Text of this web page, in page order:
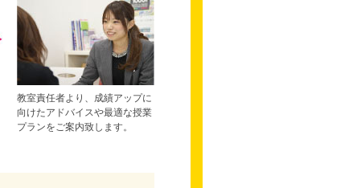
教室責任者より、成績アップに
向けたアドバイスや最適な授業
プランをご案内致します。